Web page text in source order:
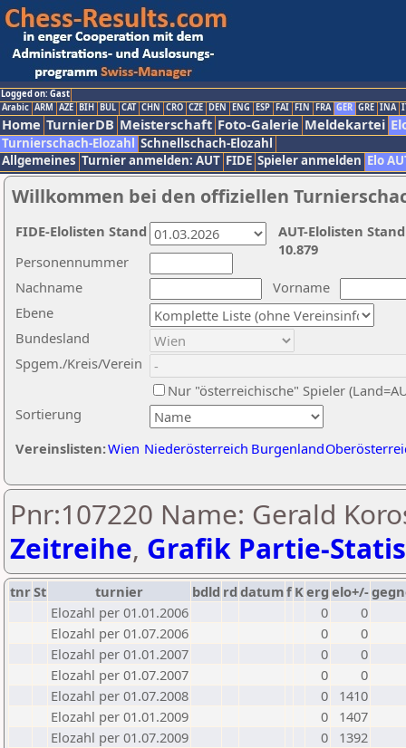
Logged on: Gast
Arabic ARM AZE BIH BUL CAT CHN CRO CZE DEN ENG ESP FAI FIN FRA GER GRE INA
Home TurnierDB Meisterschaft Foto-Galerie Meldekartei
Turnierschach-Elozahl Schnellschach-Elozahl
Allgemeines Turnier anmelden: AUT FIDE Spieler anmelden Elo
Willkommen bei den offiziellen
Nachname
Vorname
Ebene
Sortierung
Personennummer
Bundesland
Spgem./Kreis/Verein
Nur "österreichische" Spieler
Vereinslisten:Wien Niederösterreich Burgenland
AUT-Elolisten
10.879
FIDE-Elolisten Stand
Pnr:107220 Name: Gerald
Zeitreihe, Grafik Partie-
tnrSt turnier bdld rd datumf Kerg elo+/-
Elozahl per 01.01.2006
0
0
Elozahl per 01.07.2006
0
0
Elozahl per 01.01.2007
0
0
Elozahl per 01.07.2007
0
0
Elozahl per 01.07.2008
0
1410
Elozahl per 01.01.2009
0
1407
Elozahl per 01.07.2009
0
1392